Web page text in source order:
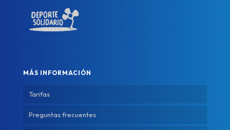
MÁS INFORMACIÓN
Tarifas
Preguntas frecuentes